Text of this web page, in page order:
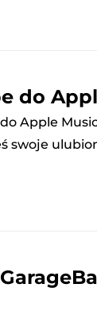
do
Apple
swoje